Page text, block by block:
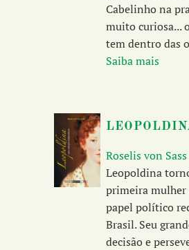
Cabelinho na
muito curiosa...
tem dentro das
Saiba mais
Roselis von Sass
Leopoldina
primeira mulher
papel político
Brasil. Seu
decisão e